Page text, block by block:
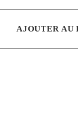
AJOUTER AU